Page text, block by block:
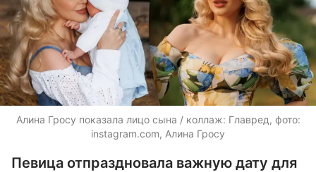
Алина Гросу показала лицо сына / коллаж: Главред, фото:
instagram.com, Алина Гросу
Певица отпраздновала важную дату для